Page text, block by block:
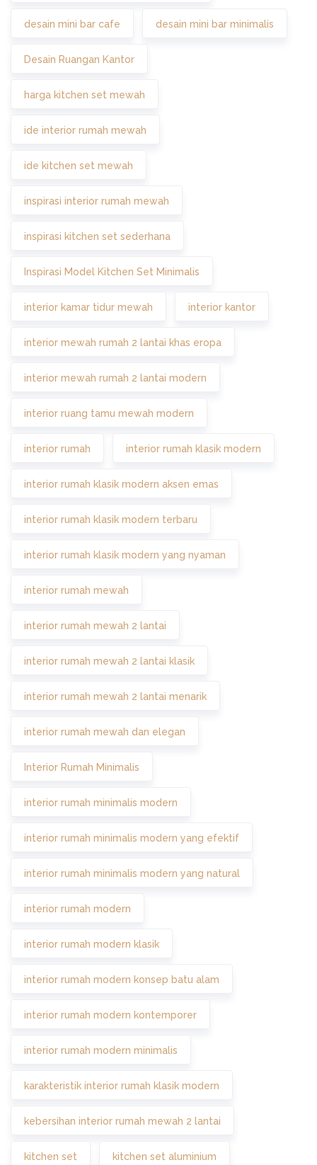
desain mini bar cafe desain mini bar minimalis
Desain Ruangan Kantor
harga kitchen set mewah
ide interior rumah mewah
ide kitchen set mewah
inspirasi interior rumah mewah
inspirasi kitchen set sederhana
Inspirasi Model Kitchen Set Minimalis
interior kamar tidur mewah interior kantor
interior mewah rumah 2 lantai khas eropa
interior mewah rumah 2 lantai modern
interior ruang tamu mewah modern
interior rumah interior rumah klasik modern
interior rumah klasik modern aksen emas
interior rumah klasik modern terbaru
interior rumah klasik modern yang nyaman
interior rumah mewah
interior rumah mewah 2 lantai
interior rumah mewah 2 lantai klasik
interior rumah mewah 2 lantai menarik
interior rumah mewah dan elegan
Interior Rumah Minimalis
interior rumah minimalis modern
interior rumah minimalis modern yang efektif
interior rumah minimalis modern yang natural
interior rumah modern
interior rumah modern klasik
interior rumah modern konsep batu alam
interior rumah modern kontemporer
interior rumah modern minimalis
karakteristik interior rumah klasik modern
kebersihan interior rumah mewah 2 lantai
kitchen set kitchen set aluminium